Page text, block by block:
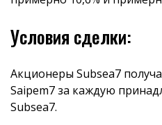
Условия сделки:
Акционеры Subsea7
Saipem7 за каждую
Subsea7.